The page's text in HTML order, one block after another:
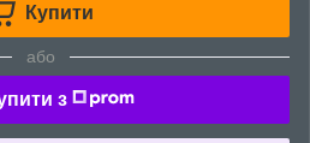
Купити
або
з